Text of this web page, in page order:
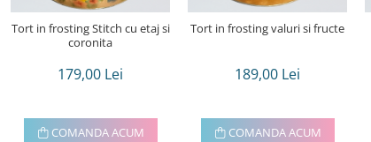
Tort in frosting Stitch cu etaj si
coronita
179,00 Lei
COMANDA ACUM
Tort in frosting valuri si fructe
189,00 Lei
COMANDA ACUM